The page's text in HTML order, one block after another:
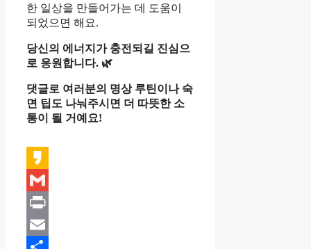
한 일상을 만들어가는 데 도움이
되었으면 해요.
당신의 에너지가 충전되길 진심으
로 응원합니다. 🌿
댓글로 여러분의 명상 루틴이나 숙
면 팁도 나눠주시면 더 따뜻한 소
통이 될 거예요!
Kakao
Gmail
Print
Email